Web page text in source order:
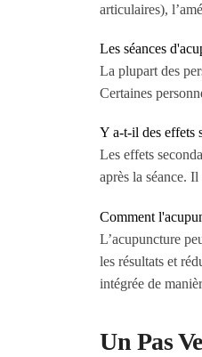
articulaires),
Les séances
La plupart des
Certaines
Y a-t-il des effets
Les effets
après la séance.
Comment
L’acupuncture
les résultats et
intégrée de
Un Pas